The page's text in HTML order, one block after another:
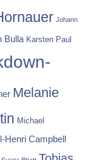
Johann
Bulla Karsten Paul
Melanie
Michael
Henri Campbell